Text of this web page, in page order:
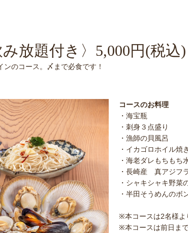
放題付き〉5,000円(税込)
のコース。〆まで必食です！
コースのお料理
・海宝瓶
・刺身３点盛り
・漁師の貝風呂
・イカゴロホイル焼き
・海老ダレもちもち
・長崎産 真アジフ
・シャキシャキ野菜
・半田そうめんのボ
※本コースは2名様よ
※本コースは前日ま